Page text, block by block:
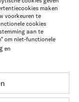
FOR
afgedankt: de
Daarom moeten
omgaan
manieren om
maken
voorkeuren te
cookies
aan te
om niet-functionele
en